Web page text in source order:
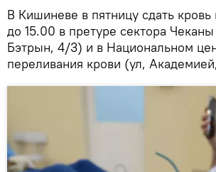
В Кишиневе в пятницу сдать
до 15.00 в претуре сектора
Бэтрын, 4/3) и в Национальном
переливания крови (ул,